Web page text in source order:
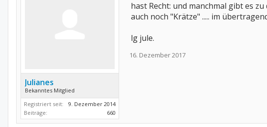
Julianes
Bekanntes Mitglied
Registriert seit:
9. Dezember 2014
Beiträge:
660
hast Recht: und manchmal gibt es
auch noch "Krätze" ..... im
lg jule.
16. Dezember 2017